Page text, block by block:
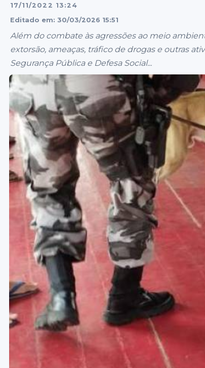
17/11/2022 13:24
Editado em: 30/03/2026 15:51
Além do combate às agressões ao meio
extorsão, ameaças, tráfico de drogas e outras
Segurança Pública e Defesa Social...